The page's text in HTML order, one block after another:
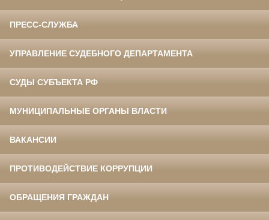
ПРЕСС-СЛУЖБА
УПРАВЛЕНИЕ СУДЕБНОГО ДЕПАРТАМЕНТА
СУДЫ СУБЪЕКТА РФ
МУНИЦИПАЛЬНЫЕ ОРГАНЫ ВЛАСТИ
ВАКАНСИИ
ПРОТИВОДЕЙСТВИЕ КОРРУПЦИИ
ОБРАЩЕНИЯ ГРАЖДАН